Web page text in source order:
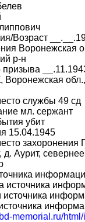
Возраст
Воронежская
р-н
призыва
Воронежская
службы 49 сд
мл. сержант
убит
15.04.1945
захоронения
д. Аурит,
источника
источника
memorial.ru/